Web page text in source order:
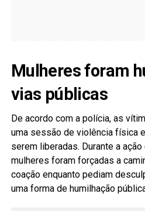
Mulheres foram
vias públicas
De acordo com a polícia, as
uma sessão de violência física
serem liberadas. Durante a
mulheres foram forçadas a
coação enquanto pediam
uma forma de humilhação